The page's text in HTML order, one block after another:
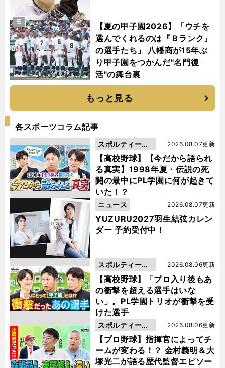
【夏の甲子園2026】「ウチを
選んでくれるのは『Ｂランク』
の選手たち」 八幡商が15年ぶ
り甲子園をつかんだ"名門復
活"の舞台裏
5
もっと見る
各スポーツコラム記事
【高校野球】【今だから語られ
る真実】1998年夏・伝説の死
闘の最中にPL学園に何が起きて
いた！？
2026.08.07更新
スポルティーバ
動画
YUZURU2027羽生結弦カレン
ダー 予約受付中！
2026.08.07更新
ニュース
【高校野球】「プロ入り後もあ
の衝撃を超える選手はいな
い」。PL学園トリオが衝撃を受
けた選手
2026.08.06更新
スポルティーバ
動画
【プロ野球】指揮官によってチ
ームが変わる！？ 金村義明＆大
塚光二が語る歴代監督エピソー
2026.08.06更新
スポルティーバ
動画